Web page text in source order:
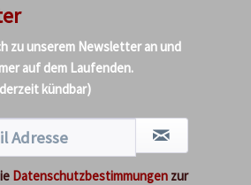
zu unserem Newsletter an und
auf dem Laufenden.
kündbar)
Datenschutzbestimmungen zur